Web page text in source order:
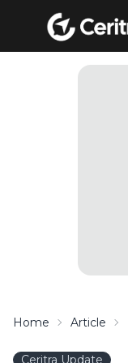
Home Article
Ceritra Update